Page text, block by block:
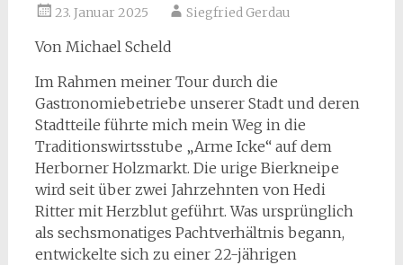
23. Januar 2025 Siegfried Gerdau
Von Michael Scheld
Im Rahmen meiner Tour durch die
Gastronomiebetriebe unserer Stadt und deren
Stadtteile führte mich mein Weg in die
Traditionswirtsstube „Arme Icke“ auf dem
Herborner Holzmarkt. Die urige Bierkneipe
wird seit über zwei Jahrzehnten von Hedi
Ritter mit Herzblut geführt. Was ursprünglich
als sechsmonatiges Pachtverhältnis begann,
entwickelte sich zu einer 22-jährigen